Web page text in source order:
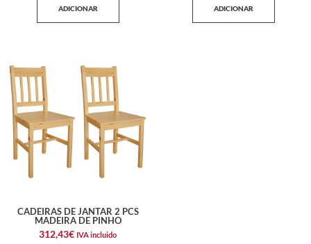
ADICIONAR ADICIONAR
CADEIRAS DE JANTAR 2 PCS
MADEIRA DE PINHO
312,43€ IVA incluido